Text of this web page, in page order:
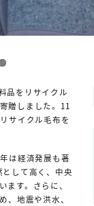
品をリサイクル
贈しました。11
サイクル毛布を
は経済発展も著
して高く、中央
す。さらに、
、地震や洪水、